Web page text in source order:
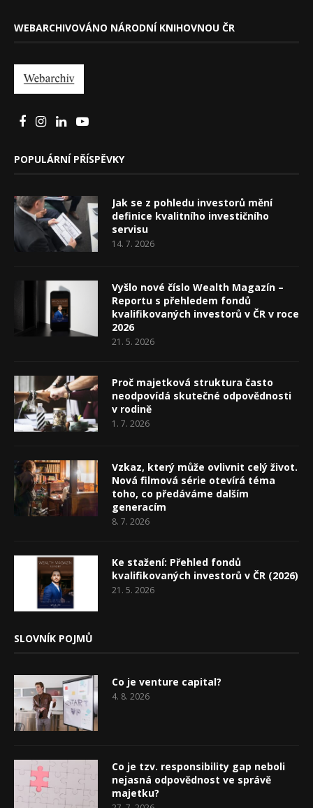
WEBARCHIVOVÁNO NÁRODNÍ KNIHOVNOU ČR
POPULÁRNÍ PŘÍSPĚVKY
Jak se z pohledu investorů mění
definice kvalitního investičního
servisu
14. 7. 2026
Vyšlo nové číslo Wealth Magazín –
Reportu s přehledem fondů
kvalifikovaných investorů v ČR v roce
2026
21. 5. 2026
Proč majetková struktura často
neodpovídá skutečné odpovědnosti
v rodině
1. 7. 2026
Vzkaz, který může ovlivnit celý život.
Nová filmová série otevírá téma
toho, co předáváme dalším
generacím
8. 7. 2026
Ke stažení: Přehled fondů
kvalifikovaných investorů v ČR (2026)
21. 5. 2026
SLOVNÍK POJMŮ
Co je venture capital?
4. 8. 2026
Co je tzv. responsibility gap neboli
nejasná odpovědnost ve správě
majetku?